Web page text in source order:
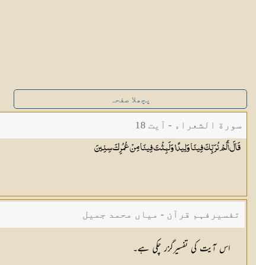
پچھلا صفحہ
سورة الشعراء - آیت 18
قَالَ أَلَمْ نُرَبِّكَ فِينَا وَلِيدًا وَلَبِثْتَ فِينَا مِنْ عُمُرِكَسِنِينَ
تفسیرفہم قرآن - میاں محمد جمیل
اس آیت کی تفسیرگزر چکی ہے۔